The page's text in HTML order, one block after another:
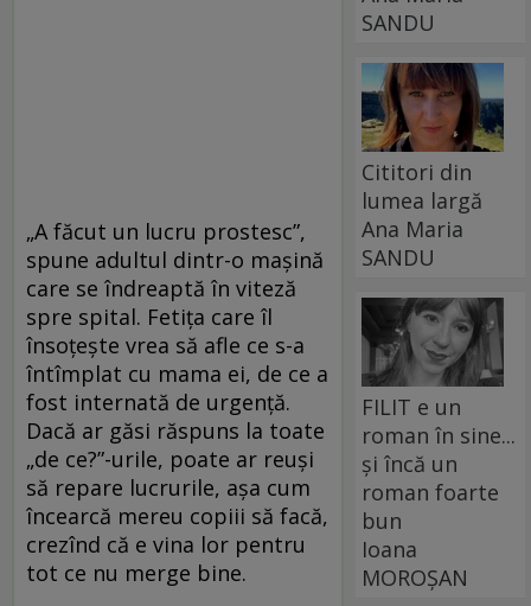
„A făcut un lucru prostesc”,
spune adultul dintr-o mașină
care se îndreaptă în viteză
spre spital. Fetița care îl
însoțește vrea să afle ce s-a
întîmplat cu mama ei, de ce a
fost internată de urgență.
Dacă ar găsi răspuns la toate
„de ce?”-urile, poate ar reuși
să repare lucrurile, așa cum
încearcă mereu copiii să facă,
crezînd că e vina lor pentru
tot ce nu merge bine.
SANDU
Cititori din
lumea largă
Ana Maria
SANDU
FILIT e un
roman în sine...
și încă un
roman foarte
bun
Ioana
MOROȘAN